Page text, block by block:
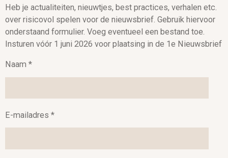
Heb je actualiteiten, nieuwtjes, best practices, verhalen etc.
over risicovol spelen voor de nieuwsbrief. Gebruik hiervoor
onderstaand formulier. Voeg eventueel een bestand toe.
Insturen vóór 1 juni 2026 voor plaatsing in de 1e Nieuwsbrief
Naam *
E-mailadres *